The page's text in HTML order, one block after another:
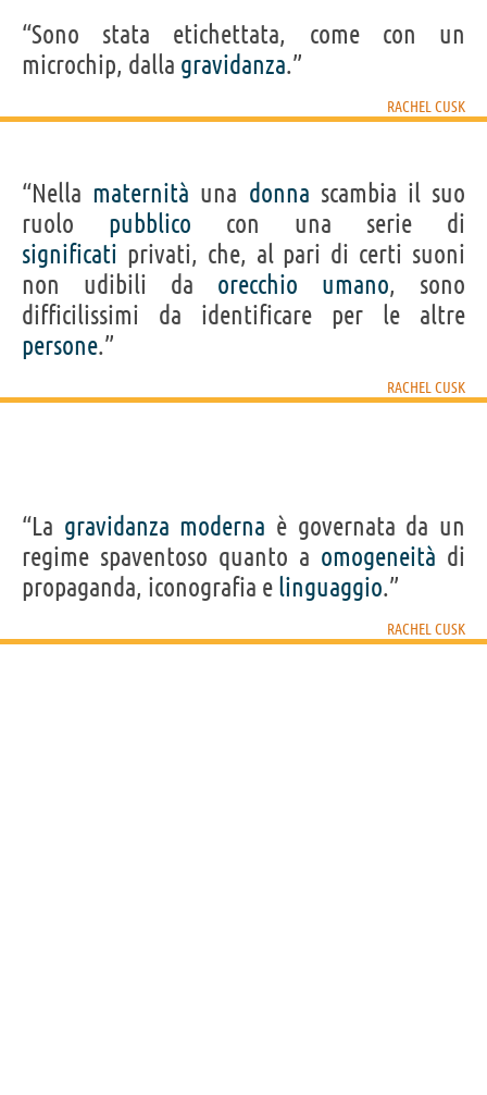
“Sono stata etichettata, come con un
microchip, dalla gravidanza.”
RACHEL CUSK
“Nella maternità una donna scambia il suo
ruolo pubblico con una serie di
significati privati, che, al pari di certi suoni
non udibili da orecchio umano, sono
difficilissimi da identificare per le altre
persone.”
RACHEL CUSK
“La gravidanza moderna è governata da un
regime spaventoso quanto a omogeneità di
propaganda, iconografia e linguaggio.”
RACHEL CUSK